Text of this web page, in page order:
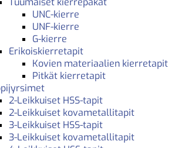
UNC-kierre
UNF-kierre
G-kierre
Erikoiskierretapit
Kovien materiaalien kierretapit
Pitkät kierretapit
2-Leikkuiset HSS-tapit
2-Leikkuiset kovametallitapit
3-Leikkuiset HSS-tapit
3-Leikkuiset kovametallitapit